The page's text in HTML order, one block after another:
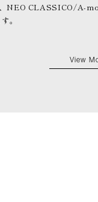
NEO CLASSICO/A-
。
View